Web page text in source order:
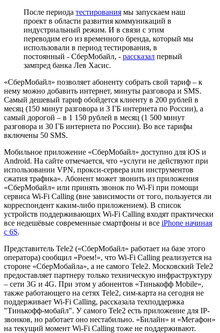
После периода тестирования мы запускаем наш
проект в области развития коммуникаций в
индустриальный режим. И в связи с этим
переводим его из временного бренда, который мы
использовали в период тестирования, в
постоянный - СберМобайл, - рассказал первый
зампред банка Лев Хасис.
«СберМобайл» позволяет абоненту собрать свой тариф – к
нему можно добавить интернет, минуты разговора и SMS.
Самый дешевый тариф обойдется клиенту в 200 рублей в
месяц (150 минут разговора и 3 ГБ интернета по России), а
самый дорогой – в 1 150 рублей в месяц (1 500 минут
разговора и 30 ГБ интернета по России). Во все тарифы
включены 50 SMS.
Мобильное приложение «СберМобайл» доступно для iOS и
Android. На сайте отмечается, что «услуги не действуют при
использовании VPN, прокси-сервера или инструментов
сжатия трафика». Абонент может звонить из приложения
«СберМобайл» или принять звонок по Wi-Fi при помощи
сервиса Wi-Fi Calling (вне зависимости от того, пользуется ли
корреспондент каким-либо приложением). В список
устройств поддерживающих Wi-Fi Calling входят практически
все недешёвые современные смартфоны и все iPhone начиная
с 6S.
Представитель Tele2 («СберМобайл» работает на базе этого
оператора) сообщил «Роем!», что Wi-Fi Calling реализуется на
стороне «СберМобайла», а не самого Tele2. Московский Tele2
предоставляет партнеру только техническую инфраструктуру
– сети 3G и 4G. При этом у абонентов «Тинькофф Mobile»,
также работающего на сетях Tele2, сим-карта на сегодня не
поддерживает Wi-Fi Calling, рассказала техподдержка
"Тинькофф-мобайл". У самого Tele2 есть приложение для IP-
звонков, но работает оно нестабильно. «Билайн» и «Мегафон»
на текущий момент Wi-Fi Calling тоже не поддерживают.